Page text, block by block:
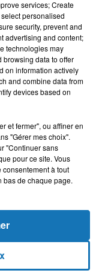
services; Create
personalised
security, prevent and
advertising and content;
technologies may
browsing data to offer
on information actively
and combine data from
devices based on
et fermer", ou affiner en
"Gérer mes choix".
"Continuer sans
pour ce site. Vous
consentement à tout
bas de chaque page.